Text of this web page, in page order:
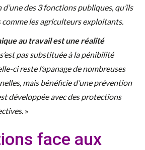
des 3 fonctions publiques, qu’ils
les agriculteurs exploitants.
au travail est une réalité
pas substituée à la pénibilité
ci reste l’apanage de nombreuses
mais bénéficie d’une prévention
développée avec des protections
»
face aux